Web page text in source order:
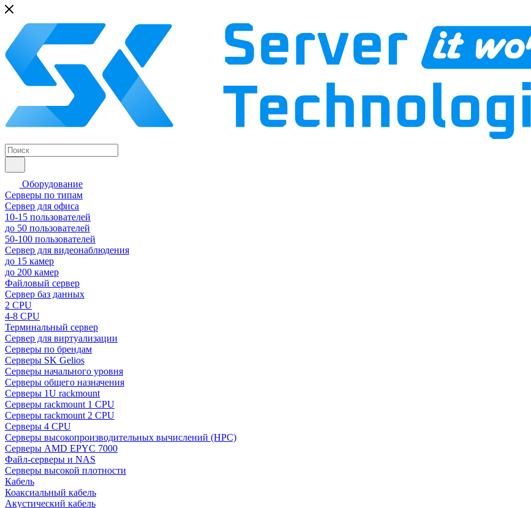
Оборудование
Серверы по типам
Сервер для офиса
10-15 пользователей
до 50 пользователей
50-100 пользователей
Сервер для видеонаблюдения
до 15 камер
до 200 камер
Файловый сервер
Сервер баз данных
2 CPU
4-8 CPU
Терминальный сервер
Сервер для виртуализации
Серверы по брендам
Серверы SK Gelios
Серверы начального уровня
Серверы общего назначения
Серверы 1U rackmount
Серверы rackmount 1 CPU
Серверы rackmount 2 CPU
Серверы 4 CPU
Серверы высокопроизводительных вычислений (HPC)
Серверы AMD EPYC 7000
Файл-серверы и NAS
Серверы высокой плотности
Кабель
Коаксиальный кабель
Акустический кабель